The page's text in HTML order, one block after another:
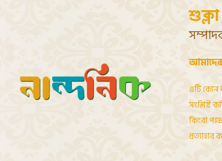
এটি কোন
সংশ্লিষ্ট
কিংবা
প্রত্যাহার